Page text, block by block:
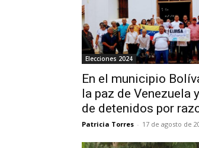
Elecciones 2024
En el municipio
la paz de Venezuela
de detenidos por
Patricia Torres - 17 de agosto de